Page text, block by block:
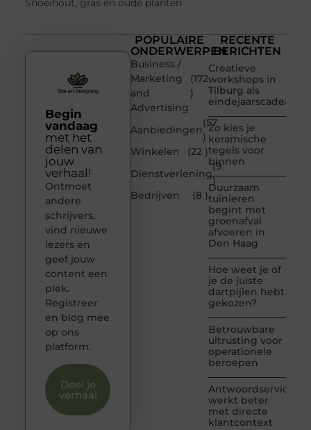
Snoeihout, gras en oude planten
POPULAIRE
ONDERWERPEN
Business /
Marketing
and
Advertising
(172
)
Aanbiedingen
(57
)
Winkelen
(22 )
Dienstverlening
(9
)
Bedrijven
(8 )
RECENTE
BERICHTEN
Creatieve
workshops in
Tilburg als
eindejaarscadeau
Zo kies je
keramische
tegels voor
binnen
Duurzaam
tuinieren
begint met
groenafval
afvoeren in
Den Haag
Hoe weet je of
je de juiste
dartpijlen hebt
gekozen?
Betrouwbare
uitrusting voor
operationele
beroepen
Antwoordservice
werkt beter
met directe
klantcontext
Begin
vandaag
met het
delen van
jouw
verhaal!
Ontmoet
andere
schrijvers,
vind nieuwe
lezers en
geef jouw
content een
plek.
Registreer
en blog mee
op ons
platform.
Deel je
verhaal